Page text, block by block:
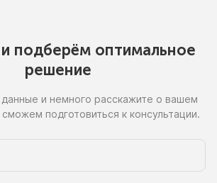
и подберём оптимальное
решение
и немного расскажите о вашем
сможем подготовиться к консультации.